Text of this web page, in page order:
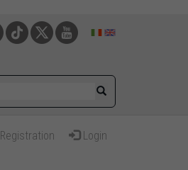
Registration Login